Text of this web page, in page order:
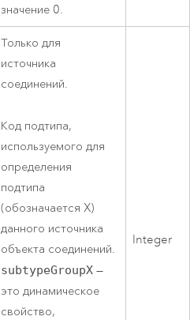
значение 0.
Только для
источника
соединений.
Код подтипа,
используемого для
определения
подтипа
(обозначается X)
данного источника
объекта соединений.
subtypeGroupX —
это динамическое
свойство,
Integer